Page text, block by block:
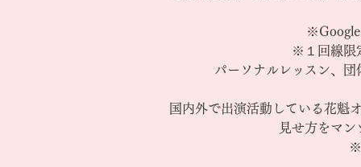
※Google
※１回線限
パーソナルレッスン、
国内外で出演活動している花魁
見せ方をマ
※